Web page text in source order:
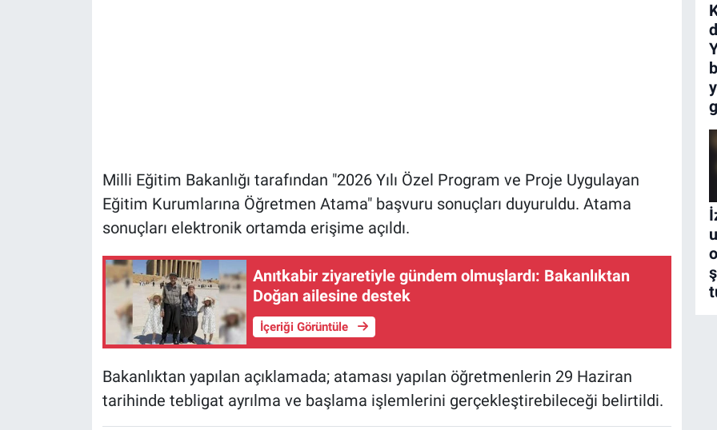
Milli Eğitim Bakanlığı tarafından "2026 Yılı Özel Program ve Proje Uygulayan
Eğitim Kurumlarına Öğretmen Atama" başvuru sonuçları duyuruldu. Atama
sonuçları elektronik ortamda erişime açıldı.
Anıtkabir ziyaretiyle gündem olmuşlardı: Bakanlıktan
Doğan ailesine destek
İçeriği Görüntüle
Bakanlıktan yapılan açıklamada; ataması yapılan öğretmenlerin 29 Haziran
tarihinde tebligat ayrılma ve başlama işlemlerini gerçekleştirebileceği belirtildi.